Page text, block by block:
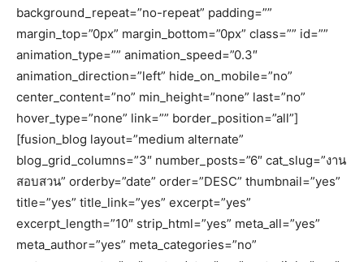
background_repeat=”no-repeat” padding=””
margin_top=”0px” margin_bottom=”0px” class=”” id=””
animation_type=”” animation_speed=”0.3″
animation_direction=”left” hide_on_mobile=”no”
center_content=”no” min_height=”none” last=”no”
hover_type=”none” link=”” border_position=”all”]
[fusion_blog layout=”medium alternate”
blog_grid_columns=”3″ number_posts=”6″ cat_slug=”งาน
สอบสวน” orderby=”date” order=”DESC” thumbnail=”yes”
title=”yes” title_link=”yes” excerpt=”yes”
excerpt_length=”10″ strip_html=”yes” meta_all=”yes”
meta_author=”yes” meta_categories=”no”